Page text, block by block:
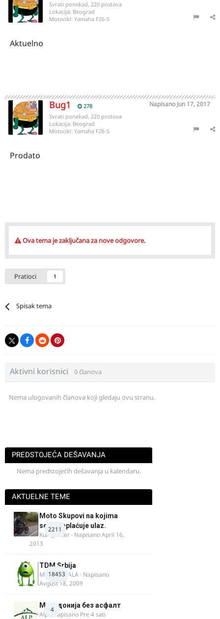
Svrati ponekad, 220 postova
Lokacija: Beograd
Motocikl: Yamaha FZ6-S
Aktuelno
Bug1 278 Napisano Jun 17, 2017
Svrati ponekad, 220 postova
Lokacija: Beograd
Motocikl: Yamaha FZ6-S
Prodato
Ova tema je zaključana za nove odgovore.
Pratioci 1
Spisak tema
Aktivni korisnici 0 članova
Nema ulogovanih članova koji gledaju ovu stranu.
PREDSTOJEĆA DEŠAVANJA
Nema predstojećih dešavanja u kalendaru.
AKTUELNE TEME
2211
Moto Skupovi na kojima
se ne naplaćuje ulaz.
Kum_Mixer · NapisanoApril 16,
2013
18453
TDM Srbija
MURICAMALA · Napisano
Avgust 18, 2009
4
Македонија без асфалт
Alp · Napisano Pre 4 sati